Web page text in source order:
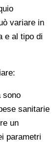
variare in
e al tipo di
sono
sanitarie
un
parametri